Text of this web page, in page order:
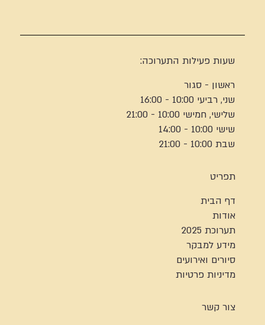
שעות פעילות התערוכה:
ראשון - סגור
שני, רביעי 10:00 - 16:00
שלישי, חמישי 10:00 - 21:00
שישי 10:00 - 14:00
שבת 10:00 - 21:00
תפריט
דף הבית
אודות
תערוכת 2025
מידע למבקר
סיורים ואירועים
מדיניות פרטיות
צור קשר